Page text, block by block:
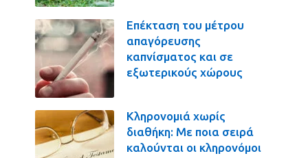
Επέκταση του μέτρου
απαγόρευσης
καπνίσματος και σε
εξωτερικούς χώρους
Κληρονομιά χωρίς
διαθήκη: Με ποια σειρά
καλούνται οι κληρονόμοι